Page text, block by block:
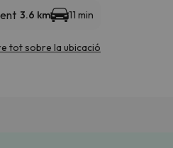
3.6 km 11 min
tot sobre la ubicació